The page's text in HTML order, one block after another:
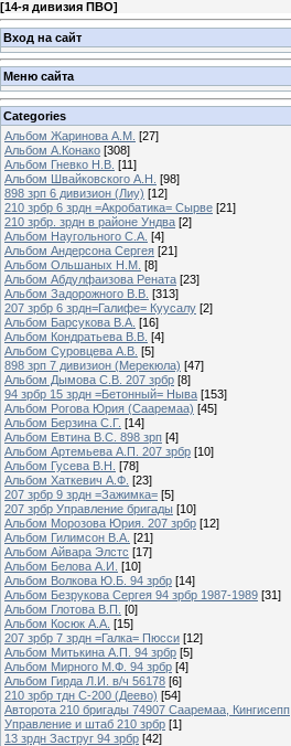
[14-я дивизия ПВО]
Вход на сайт
Меню сайта
Categories
Альбом Жаринова А.М. [27]
Альбом А.Конако [308]
Альбом Гневко Н.В. [11]
Альбом Швайковского А.Н. [98]
898 зрп 6 дивизион (Лиу) [12]
210 зрбр 6 зрдн =Акробатика= Сырве [21]
210 зрбр. зрдн в районе Ундва [2]
Альбом Наугольного С.А. [4]
Альбом Андерсона Сергея [21]
Альбом Ольшаных Н.М. [8]
Альбом Абдулфаизова Рената [23]
Альбом Задорожного В.В. [313]
207 зрбр 6 зрдн=Галифе= Куусалу [2]
Альбом Барсукова В.А. [16]
Альбом Кондратьева В.В. [4]
Альбом Суровцева А.В. [5]
898 зрп 7 дивизион (Мерекюла) [47]
Альбом Дымова С.В. 207 зрбр [8]
94 зрбр 15 зрдн =Бетонный= Ныва [153]
Альбом Рогова Юрия (Сааремаа) [45]
Альбом Берзина С.Г. [14]
Альбом Евтина В.С. 898 зрп [4]
Альбом Артемьева А.П. 207 зрбр [10]
Альбом Гусева В.Н. [78]
Альбом Хаткевич А.Ф. [23]
207 зрбр 9 зрдн =Зажимка= [5]
207 зрбр Управление бригады [10]
Альбом Морозова Юрия. 207 зрбр [12]
Альбом Гилимсон В.А. [21]
Альбом Айвара Элстс [17]
Альбом Белова А.И. [10]
Альбом Волкова Ю.Б. 94 зрбр [14]
Альбом Безрукова Сергея 94 зрбр 1987-1989 [31]
Альбом Глотова В.П. [0]
Альбом Косюк А.А. [15]
207 зрбр 7 зрдн =Галка= Пюсси [12]
Альбом Митькина А.П. 94 зрбр [5]
Альбом Мирного М.Ф. 94 зрбр [4]
Альбом Гирда Л.И. в/ч 56178 [6]
210 зрбр тдн С-200 (Деево) [54]
Авторота 210 бригады 74907 Сааремаа, Кингисепп
Управление и штаб 210 зрбр [1]
13 зрдн Заструг 94 зрбр [42]